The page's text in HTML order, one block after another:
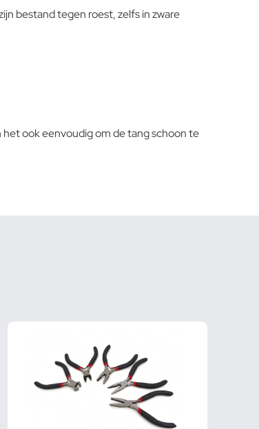
bestand tegen roest, zelfs in zware
ook eenvoudig om de tang schoon te